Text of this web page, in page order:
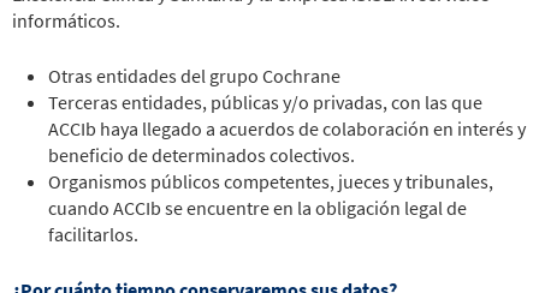
informáticos.
Otras entidades del grupo Cochrane
Terceras entidades, públicas y/o privadas, con las que
ACCIb haya llegado a acuerdos de colaboración en interés y
beneficio de determinados colectivos.
Organismos públicos competentes, jueces y tribunales,
cuando ACCIb se encuentre en la obligación legal de
facilitarlos.